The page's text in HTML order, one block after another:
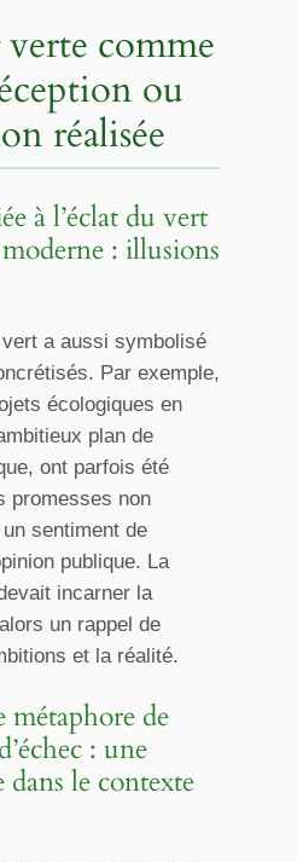
comme
ou
réalisée
à l’éclat du vert
: illusions
a aussi symbolisé
Par exemple,
écologiques en
plan de
ont parfois été
promesses non
sentiment de
publique. La
incarner la
un rappel de
et la réalité.
métaphore de
: une
le contexte